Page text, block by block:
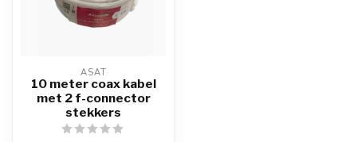
ASAT
10 meter coax kabel
met 2 f-connector
stekkers